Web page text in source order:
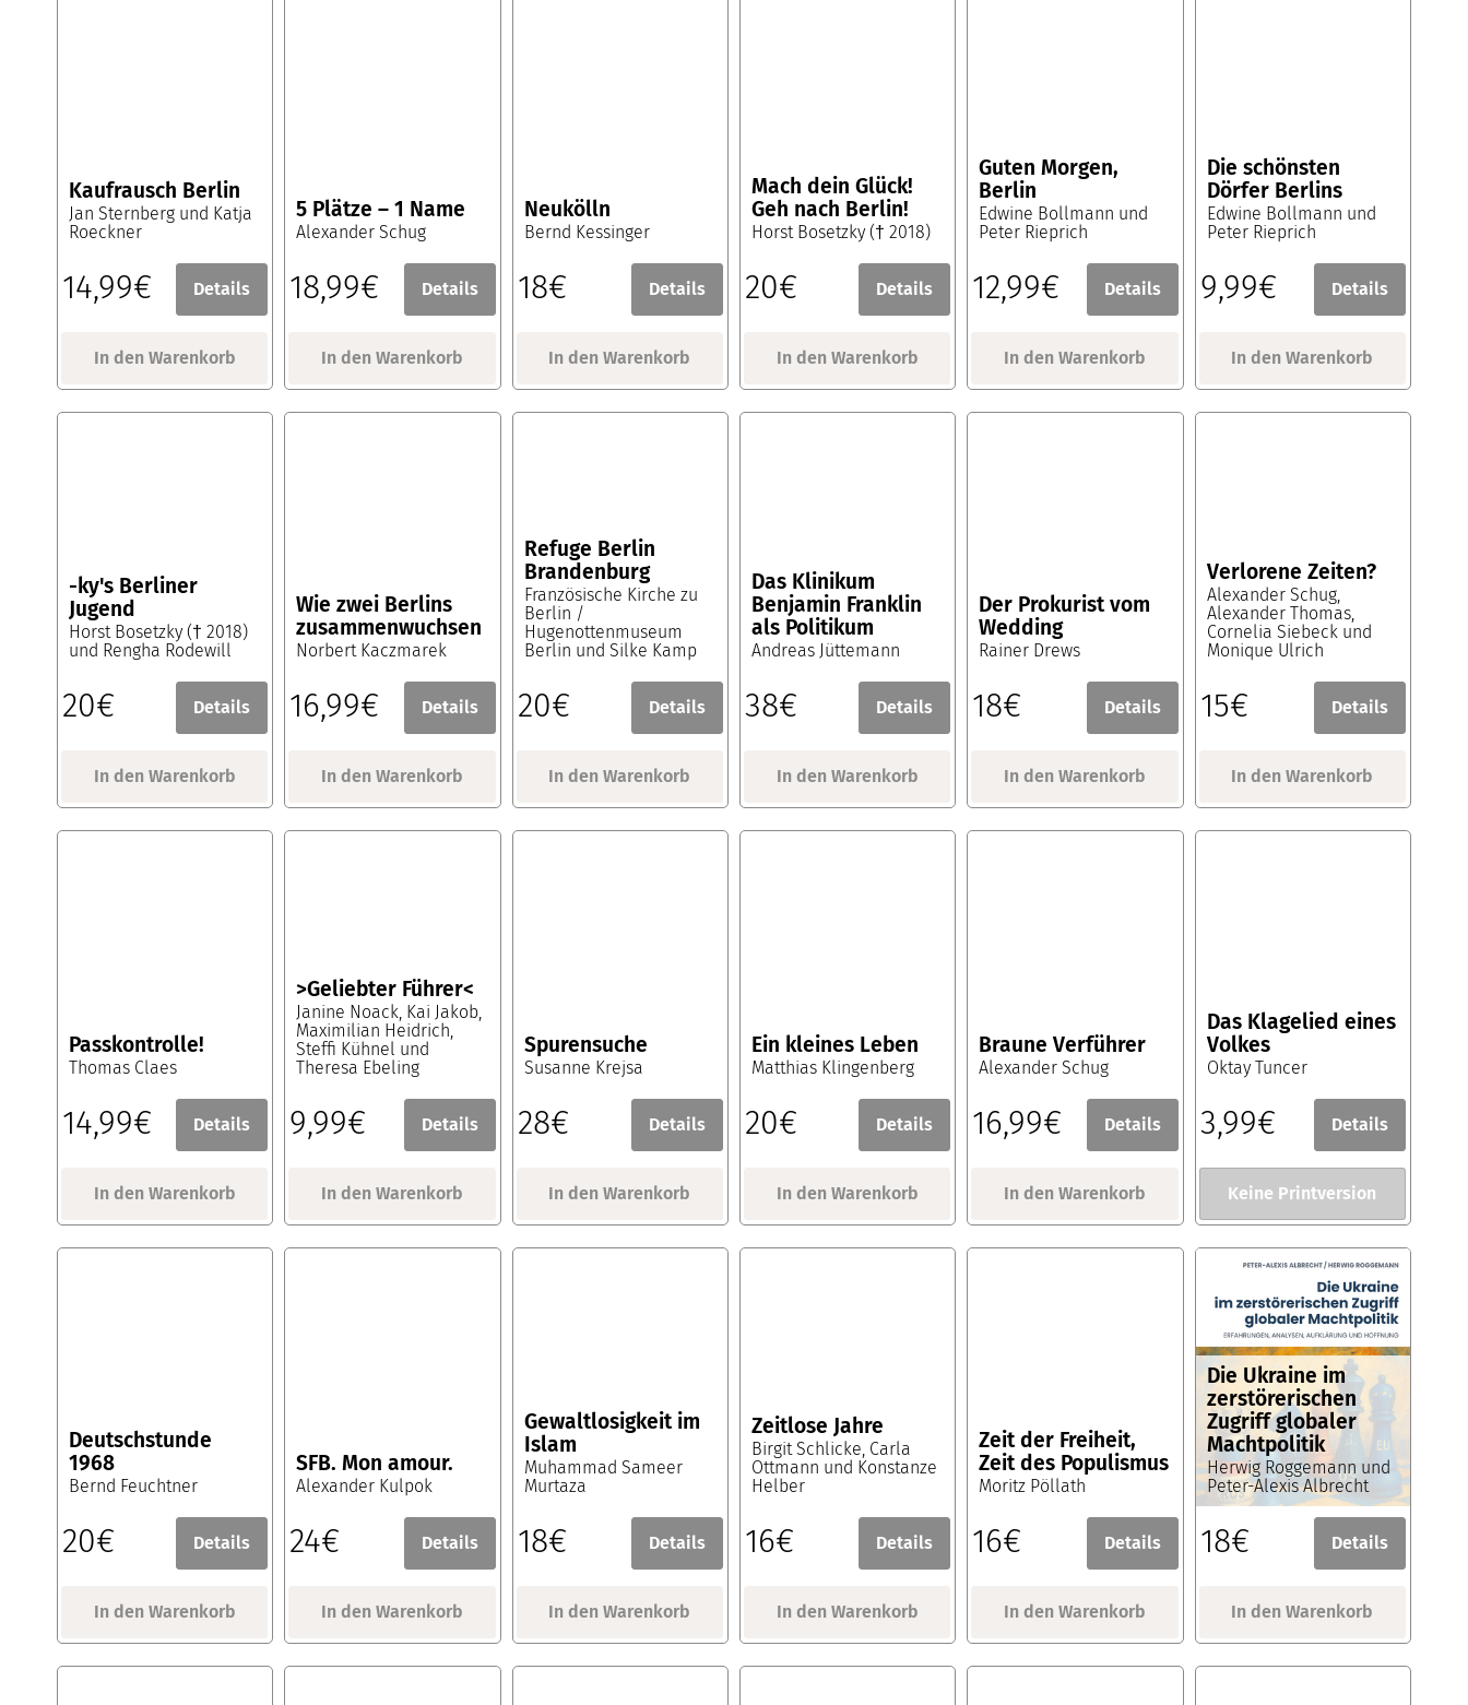
Kaufrausch Berlin
Jan Sternberg und Katja
Roeckner
14,99€ Details
In den Warenkorb
5 Plätze – 1 Name
Alexander Schug
18,99€ Details
In den Warenkorb
Neukölln
Bernd Kessinger
18€ Details
In den Warenkorb
Mach dein Glück!
Geh nach Berlin!
Horst Bosetzky († 2018)
20€ Details
In den Warenkorb
Guten Morgen,
Berlin
Edwine Bollmann und
Peter Rieprich
12,99€ Details
In den Warenkorb
Die schönsten
Dörfer Berlins
Edwine Bollmann und
Peter Rieprich
9,99€ Details
In den Warenkorb
-ky's Berliner
Jugend
Horst Bosetzky († 2018)
und Rengha Rodewill
20€ Details
In den Warenkorb
Wie zwei Berlins
zusammenwuchsen
Norbert Kaczmarek
16,99€ Details
In den Warenkorb
Refuge Berlin
Brandenburg
Französische Kirche zu
Berlin /
Hugenottenmuseum
Berlin und Silke Kamp
20€ Details
In den Warenkorb
Das Klinikum
Benjamin Franklin
als Politikum
Andreas Jüttemann
38€ Details
In den Warenkorb
Der Prokurist vom
Wedding
Rainer Drews
18€ Details
In den Warenkorb
Verlorene Zeiten?
Alexander Schug,
Alexander Thomas,
Cornelia Siebeck und
Monique Ulrich
15€ Details
In den Warenkorb
Passkontrolle!
Thomas Claes
14,99€ Details
In den Warenkorb
>Geliebter Führer<
Janine Noack, Kai Jakob,
Maximilian Heidrich,
Steffi Kühnel und
Theresa Ebeling
9,99€ Details
In den Warenkorb
Spurensuche
Susanne Krejsa
28€ Details
In den Warenkorb
Ein kleines Leben
Matthias Klingenberg
20€ Details
In den Warenkorb
Braune Verführer
Alexander Schug
16,99€ Details
In den Warenkorb
Das Klagelied eines
Volkes
Oktay Tuncer
3,99€ Details
Keine Printversion
Deutschstunde
1968
Bernd Feuchtner
20€ Details
In den Warenkorb
SFB. Mon amour.
Alexander Kulpok
24€ Details
In den Warenkorb
Gewaltlosigkeit im
Islam
Muhammad Sameer
Murtaza
18€ Details
In den Warenkorb
Zeitlose Jahre
Birgit Schlicke, Carla
Ottmann und Konstanze
Helber
16€ Details
In den Warenkorb
Zeit der Freiheit,
Zeit des Populismus
Moritz Pöllath
16€ Details
In den Warenkorb
Die Ukraine im
zerstörerischen
Zugriff globaler
Machtpolitik
Herwig Roggemann und
Peter-Alexis Albrecht
18€ Details
In den Warenkorb